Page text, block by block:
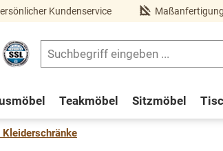
Kundenservice
Teakmöbel Sitzmöbel